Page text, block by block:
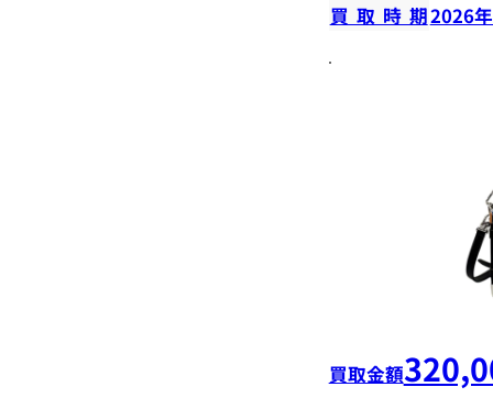
買取時期2026
買取金額